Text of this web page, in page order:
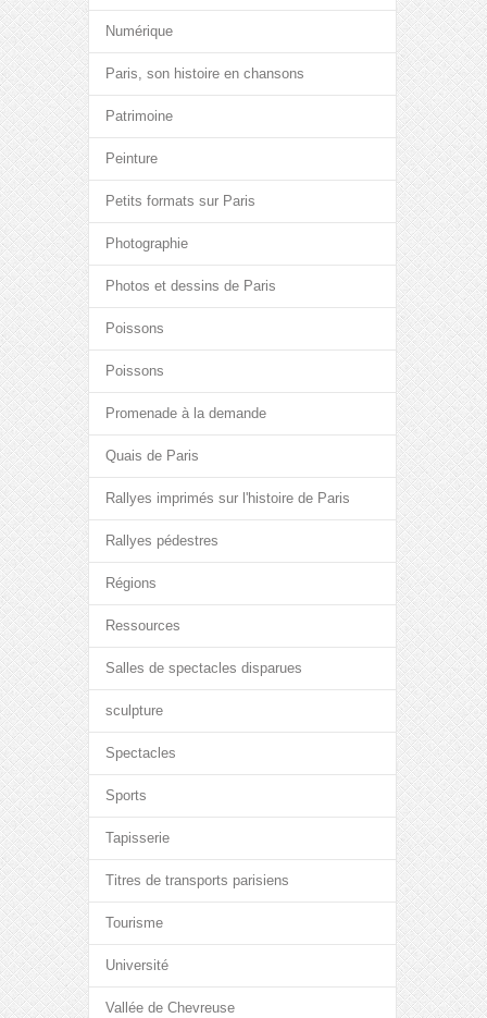
Numérique
Paris, son histoire en chansons
Patrimoine
Peinture
Petits formats sur Paris
Photographie
Photos et dessins de Paris
Poissons
Poissons
Promenade à la demande
Quais de Paris
Rallyes imprimés sur l'histoire de Paris
Rallyes pédestres
Régions
Ressources
Salles de spectacles disparues
sculpture
Spectacles
Sports
Tapisserie
Titres de transports parisiens
Tourisme
Université
Vallée de Chevreuse